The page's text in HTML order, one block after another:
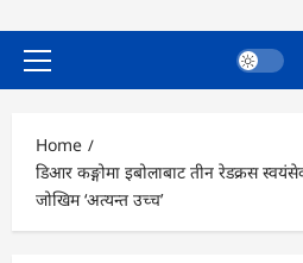
Primary
Home
डिआर कङ्गोमा इबोलाबाट तीन रेडक्रस
जोखिम ‘अत्यन्त उच्च’